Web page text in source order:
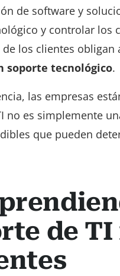
de software y
y controlar los
de los clientes obligan
soporte tecnológico.
las empresas
no es simplemente
que pueden
de TI